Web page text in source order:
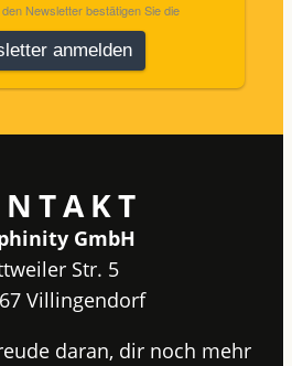
GmbH
Str. 5
Villingendorf
daran, dir noch mehr